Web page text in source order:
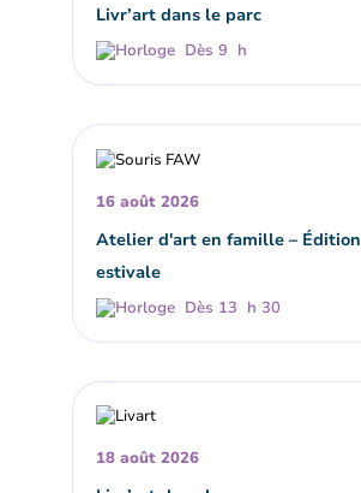
Livr’art dans le parc
Dès 9 h
16 août 2026
Atelier d'art en famille – Édition
estivale
Dès 13 h 30
18 août 2026